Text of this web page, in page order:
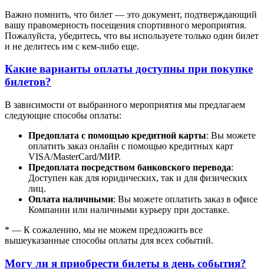
Важно помнить, что билет — это документ, подтверждающий
вашу правомерность посещения спортивного мероприятия.
Пожалуйста, убедитесь, что вы используете только один билет
и не делитесь им с кем-либо еще.
Какие варианты оплаты доступны при покупке
билетов?
В зависимости от выбранного мероприятия мы предлагаем
следующие способы оплаты:
Предоплата с помощью кредитной карты: Вы можете
оплатить заказ онлайн с помощью кредитных карт
VISA/MasterСard/МИР.
Предоплата посредством банковского перевода:
Доступен как для юридических, так и для физических
лиц.
Оплата наличными: Вы можете оплатить заказ в офисе
Компании или наличными курьеру при доставке.
* — К сожалению, мы не можем предложить все
вышеуказанные способы оплаты для всех событий.
Могу ли я приобрести билеты в день события?